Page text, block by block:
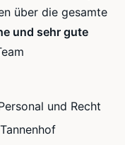
über die gesamte
und sehr gute
und Recht